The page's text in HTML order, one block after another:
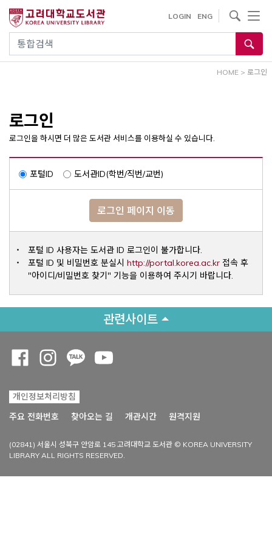
건
통합검색
LOGIN ENG
사이트내 검색
HOME > 로그인
로그인
로그인을 하시면 더 많은 도서관 서비스를 이용하실 수 있습니다.
포털ID 도서관ID(학번/직번/교번)
로그인 페이지 이동
포털 ID 사용자는 도서관 ID 로그인이 불가합니다.
포털 ID 및 비밀번호 분실시 http://portal.korea.ac.krOpens a
접속 후
"아이디/비밀번호 찾기" 기능을 이용하여 주시기 바랍니다.
관련사이트
개인정보처리방침
주요 전화번호
찾아오는 길 개관시간 원격지원
(02841) 서울시 성북구 안암로 145 고려대학교 도서관 © KOREA UNIVERSITY
LIBRARY ALL RIGHTS RESERVED.
Opens a new window
Opens a new window
Opens a new window